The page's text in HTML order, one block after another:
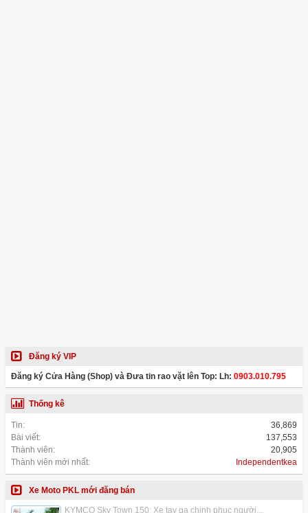
Đăng ký VIP
Đăng ký Cửa Hàng (Shop) và Đưa tin rao vặt lên Top: Lh: 0903.010.795
Thống kê
Tin:
36,869
Bài viết:
137,553
Thành viên:
20,905
Thành viên mới nhất:
Independentkea
Xe Moto PKL mới đăng bán
KYMCO Sky Town 150: Xe tay ga chinh phục người...